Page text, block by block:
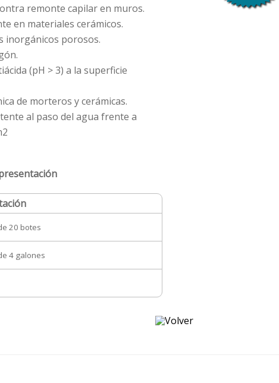
remonte capilar en muros.
en materiales cerámicos.
inorgánicos porosos.
(pH > 3) a la superficie
de morteros y cerámicas.
al paso del agua frente a
20 botes
4 galones
Volver